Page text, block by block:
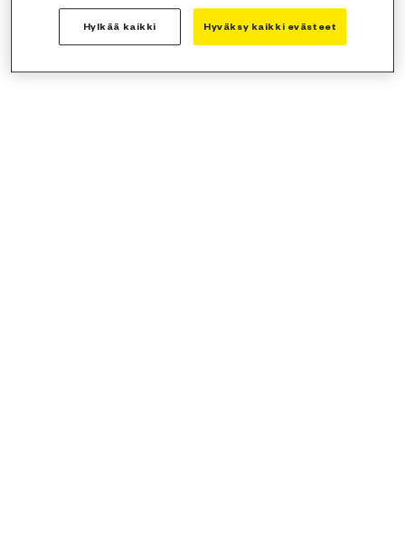
Hylkää kaikki Hyväksy kaikki evästeet